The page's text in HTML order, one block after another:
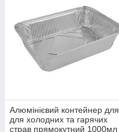
Алюмінієвий контейнер для
для холодних та гарячих
страв прямокутний 1000мл